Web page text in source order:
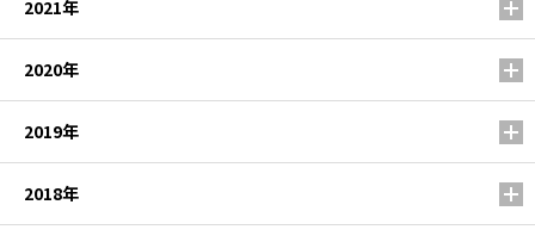
2021年
2020年
2019年
2018年